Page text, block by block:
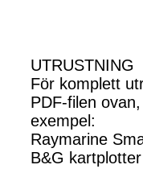
UTRUSTNING
För komplett
PDF-filen
exempel:
Raymarine
B&G